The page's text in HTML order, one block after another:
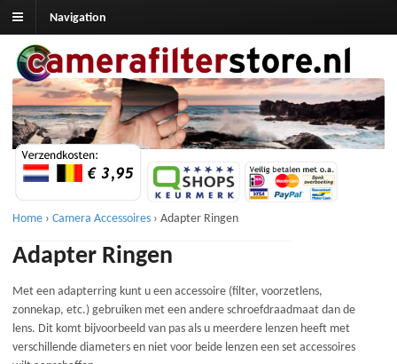
Navigation
Home › Camera Accessoires › Adapter Ringen
Adapter Ringen
Met een adapterring kunt u een accessoire (filter, voorzetlens,
zonnekap, etc.) gebruiken met een andere schroefdraadmaat dan de
lens. Dit komt bijvoorbeeld van pas als u meerdere lenzen heeft met
verschillende diameters en niet voor beide lenzen een set accessoires